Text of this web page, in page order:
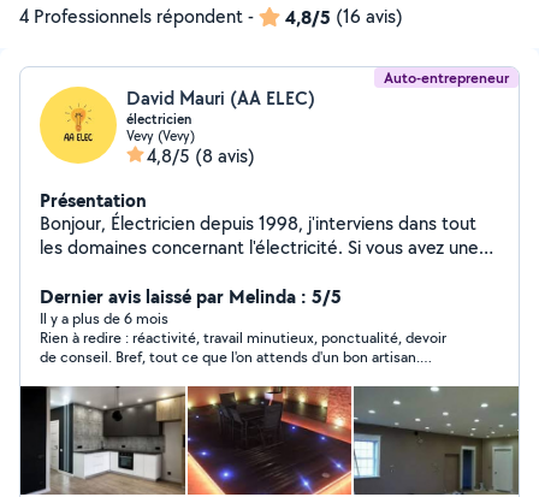
4 Professionnels répondent- 4,8/5 (16 avis)
Auto-entrepreneur
David Mauri (AA ELEC)
électricien
Vevy (Vevy)
4,8/5 (8 avis)
Présentation
Bonjour, Électricien depuis 1998, j'interviens dans tout
les domaines concernant l'électricité. Si vous avez une
Dernier avis laissé par Melinda : 5/5
Il y a plus de 6 mois
Rien à redire : réactivité, travail minutieux, ponctualité, devoir
de conseil. Bref, tout ce que l'on attends d'un bon artisan.